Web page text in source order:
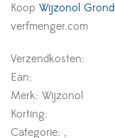
Koop Wijzonol
verfmenger.com
Verzendkosten:
Ean:
Merk: Wijzonol
Korting:
Categorie: ,